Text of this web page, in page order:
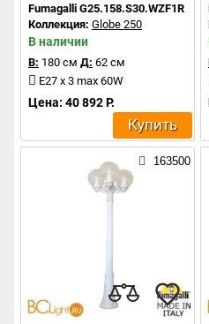
Fumagalli G25.158.S30.WZF1R
Коллекция: Globe 250
В наличии
В: 180 см Д: 62 см
E27 x 3 max 60W
Цена: 40 892 Р.
Купить
163500